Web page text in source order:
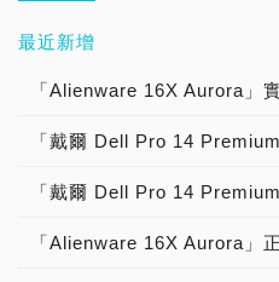
最近新增